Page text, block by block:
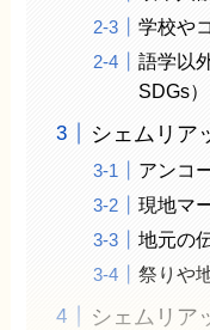
学校や
語学以
SDGs）
シェムリア
アンコ
現地マ
地元の
祭りや
シェムリア